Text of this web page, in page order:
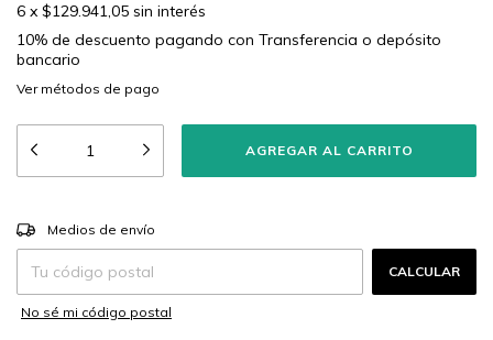
6 x $129.941,05 sin interés
10% de descuento pagando con Transferencia o depósito
bancario
Ver más detalles
Entregas para el CP:
Medios de envío
CALCULAR
No sé mi código postal